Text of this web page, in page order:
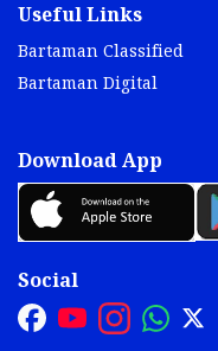
Useful Links
Bartaman Classified
Bartaman Digital
Download App
Social